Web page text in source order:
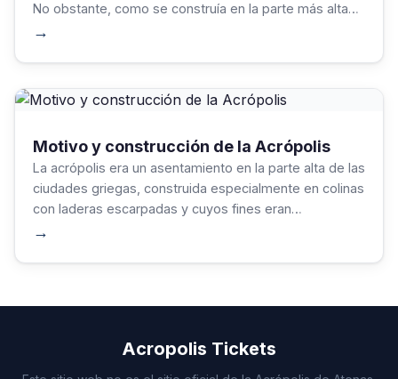
No obstante, como se construía en la parte más alta
→
Motivo y construcción de la Acrópolis
La acrópolis era un asentamiento en la parte alta de las
ciudades griegas, construida especialmente en colinas
con laderas escarpadas y cuyos fines eran
→
Acropolis Tickets